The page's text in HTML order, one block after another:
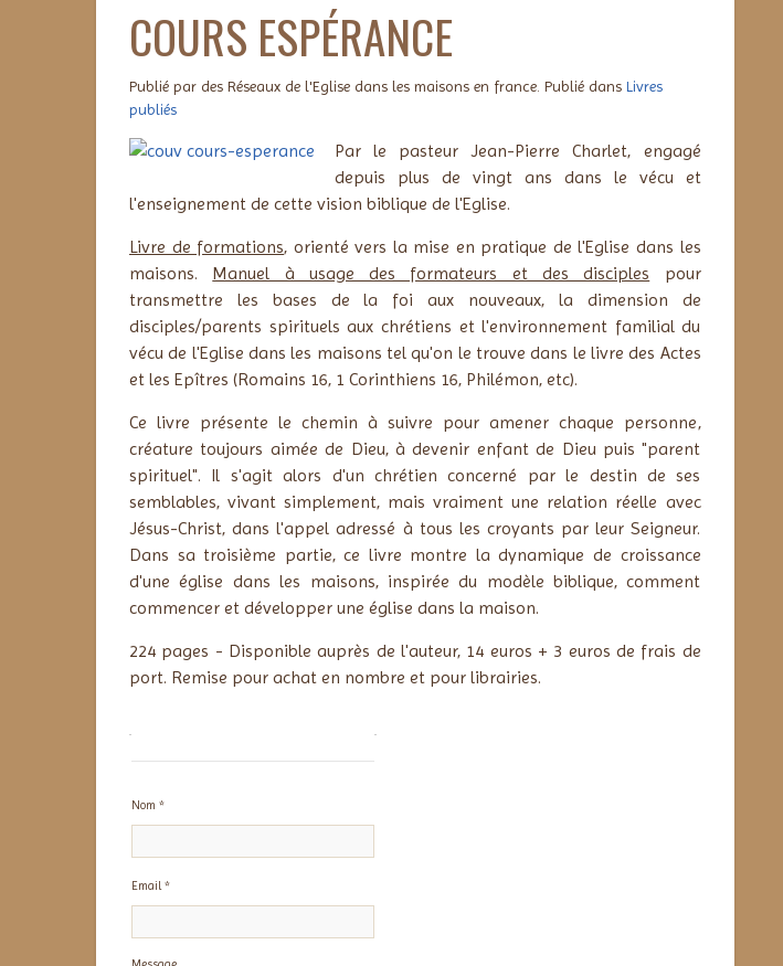
COURS ESPÉRANCE
Publié par des Réseaux de l'Eglise dans les maisons en france. Publié dans Livres
publiés
Par le pasteur Jean-Pierre Charlet, engagé
depuis plus de vingt ans dans le vécu et
l'enseignement de cette vision biblique de l'Eglise.
Livre de formations, orienté vers la mise en pratique de l'Eglise dans les
maisons. Manuel à usage des formateurs et des disciples pour
transmettre les bases de la foi aux nouveaux, la dimension de
disciples/parents spirituels aux chrétiens et l'environnement familial du
vécu de l'Eglise dans les maisons tel qu'on le trouve dans le livre des Actes
et les Epîtres (Romains 16, 1 Corinthiens 16, Philémon, etc).
Ce livre présente le chemin à suivre pour amener chaque personne,
créature toujours aimée de Dieu, à devenir enfant de Dieu puis "parent
spirituel". Il s'agit alors d'un chrétien concerné par le destin de ses
semblables, vivant simplement, mais vraiment une relation réelle avec
Jésus-Christ, dans l'appel adressé à tous les croyants par leur Seigneur.
Dans sa troisième partie, ce livre montre la dynamique de croissance
d'une église dans les maisons, inspirée du modèle biblique, comment
commencer et développer une église dans la maison.
224 pages - Disponible auprès de l'auteur, 14 euros + 3 euros de frais de
port. Remise pour achat en nombre et pour librairies.
Nom *
Email *